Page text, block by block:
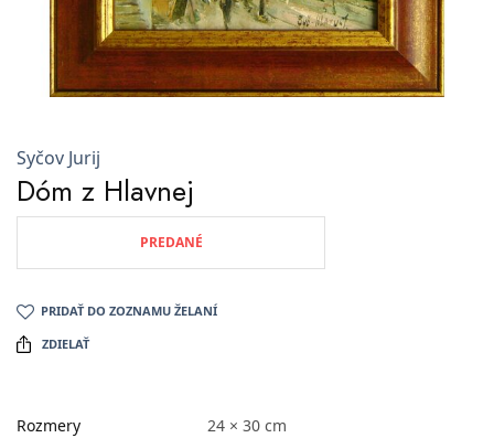
Syčov Jurij
Dóm z Hlavnej
PREDANÉ
PRIDAŤ DO ZOZNAMU ŽELANÍ
ZDIELAŤ
Rozmery 24 × 30 cm